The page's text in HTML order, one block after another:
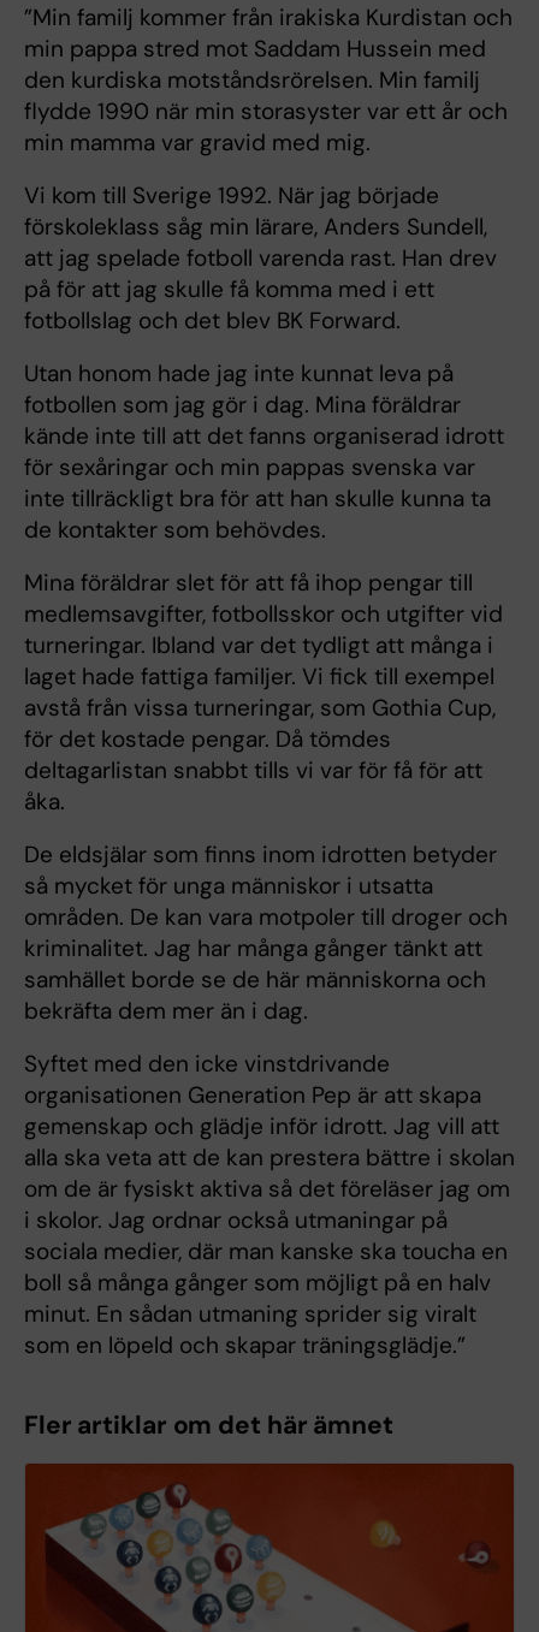
”Min familj kommer från irakiska Kurdistan och
min pappa stred mot Saddam Hussein med
den kurdiska motståndsrörelsen. Min familj
flydde 1990 när min storasyster var ett år och
min mamma var gravid med mig.
Vi kom till Sverige 1992. När jag började
förskoleklass såg min lärare, Anders Sundell,
att jag spelade fotboll varenda rast. Han drev
på för att jag skulle få komma med i ett
fotbollslag och det blev BK Forward.
Utan honom hade jag inte kunnat leva på
fotbollen som jag gör i dag. Mina föräldrar
kände inte till att det fanns organiserad idrott
för sexåringar och min pappas svenska var
inte tillräckligt bra för att han skulle kunna ta
de kontakter som behövdes.
Mina föräldrar slet för att få ihop pengar till
medlemsavgifter, fotbollsskor och utgifter vid
turneringar. Ibland var det tydligt att många i
laget hade fattiga familjer. Vi fick till exempel
avstå från vissa turneringar, som Gothia Cup,
för det kostade pengar. Då tömdes
deltagarlistan snabbt tills vi var för få för att
åka.
De eldsjälar som finns inom idrotten betyder
så mycket för unga människor i utsatta
områden. De kan vara motpoler till droger och
kriminalitet. Jag har många gånger tänkt att
samhället borde se de här människorna och
bekräfta dem mer än i dag.
Syftet med den icke vinstdrivande
organisationen Generation Pep är att skapa
gemenskap och glädje inför idrott. Jag vill att
alla ska veta att de kan prestera bättre i skolan
om de är fysiskt aktiva så det föreläser jag om
i skolor. Jag ordnar också utmaningar på
sociala medier, där man kanske ska toucha en
boll så många gånger som möjligt på en halv
minut. En sådan utmaning sprider sig viralt
som en löpeld och skapar träningsglädje.”
Fler artiklar om det här ämnet